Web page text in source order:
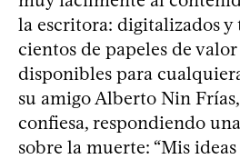
la escritora: digitalizados y
cientos de papeles de
disponibles para
su amigo Alberto Nin
confiesa, respondiendo
sobre la muerte: “Mis